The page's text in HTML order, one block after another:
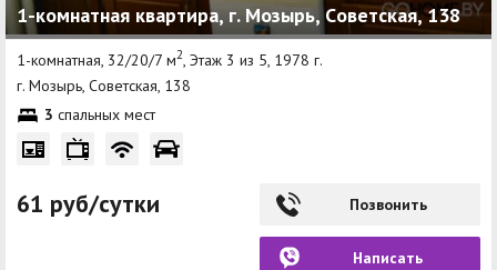
1-комнатная квартира, г. Мозырь, Cоветская, 138
1-комнатная, 32/20/7 м2 , Этаж 3 из 5, 1978 г.
г. Мозырь, Cоветская, 138
3 спальных мест
61 руб/сутки Позвонить
Написать